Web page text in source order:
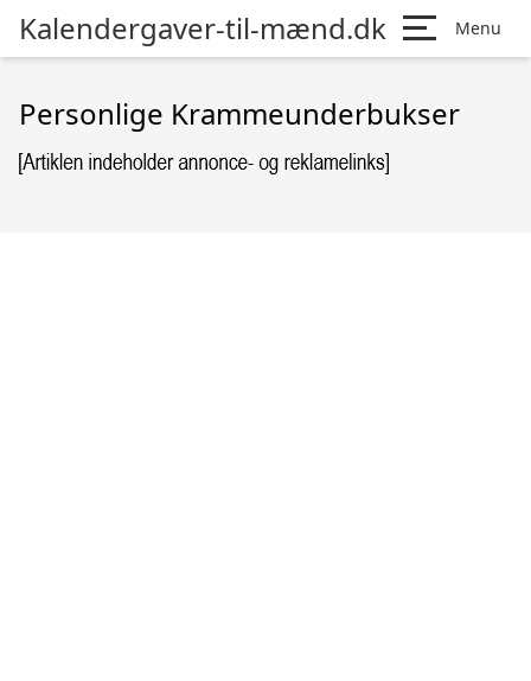
Kalendergaver-til-mænd.dk Menu
Personlige Krammeunderbukser